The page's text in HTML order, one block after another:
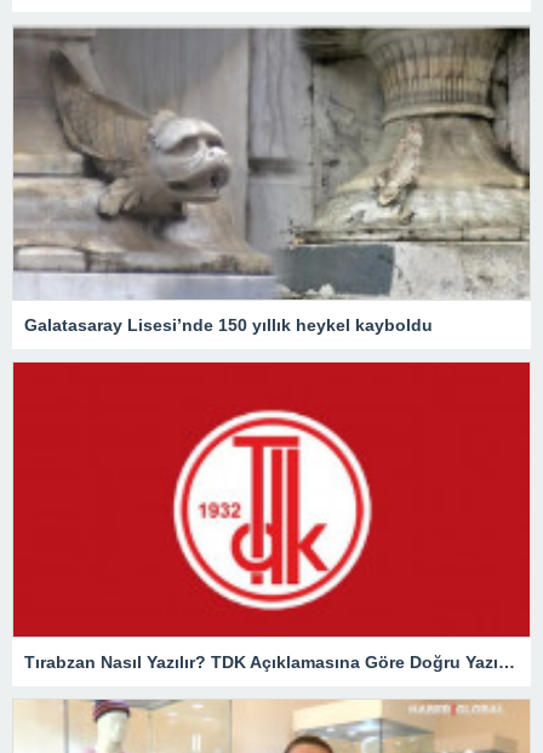
Galatasaray Lisesi’nde 150 yıllık heykel kayboldu
Tırabzan Nasıl Yazılır? TDK Açıklamasına Göre Doğru Yazılışı Trabzan Mı Tırabzan Mı?